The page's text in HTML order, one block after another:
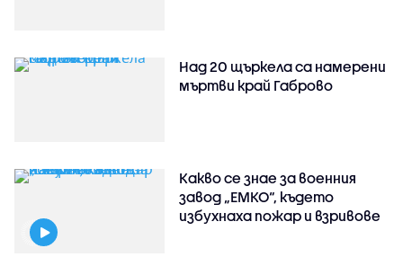
Над 20 щъркела са намерени
мъртви край Габрово
Какво се знае за военния
завод „ЕМКО“, където
избухнаха пожар и взривове